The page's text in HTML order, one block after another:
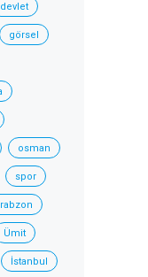
devlet
görsel
osman
spor
Ümit
İstanbul